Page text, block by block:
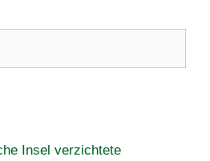
Insel verzichtete